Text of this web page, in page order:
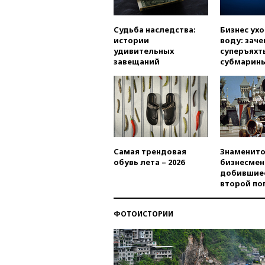
Судьба наследства:
истории
удивительных
завещаний
Бизнес
воду:
Самая трендовая
обувь лета – 2026
второй
ФОТОИСТОРИИ